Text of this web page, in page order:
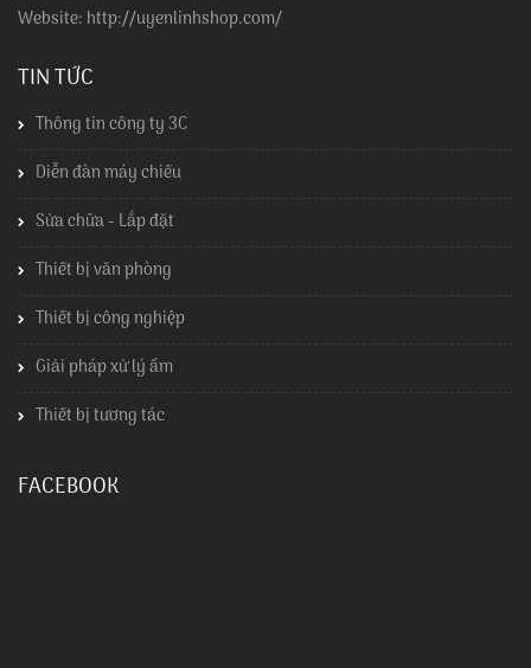
Website: http://uyenlinhshop.com/
TIN TỨC
Thông tin công ty 3C
Diễn đàn máy chiếu
Sửa chữa - Lắp đặt
Thiết bị văn phòng
Thiết bị công nghiệp
Giải pháp xử lý ẩm
Thiết bị tương tác
FACEBOOK